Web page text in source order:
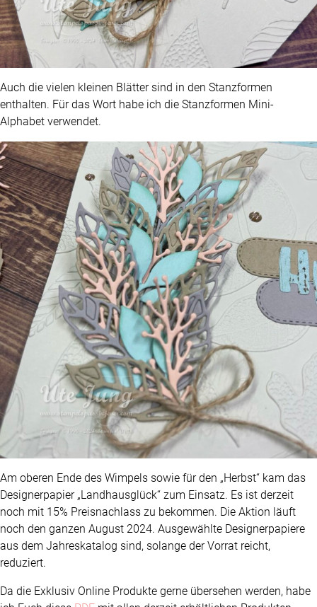
Auch die vielen kleinen Blätter sind in den Stanzformen
enthalten. Für das Wort habe ich die Stanzformen Mini-
Alphabet verwendet.
Am oberen Ende des Wimpels sowie für den „Herbst“ kam das
Designerpapier „Landhausglück“ zum Einsatz. Es ist derzeit
noch mit 15% Preisnachlass zu bekommen. Die Aktion läuft
noch den ganzen August 2024. Ausgewählte Designerpapiere
aus dem Jahreskatalog sind, solange der Vorrat reicht,
reduziert.
Da die Exklusiv Online Produkte gerne übersehen werden, habe